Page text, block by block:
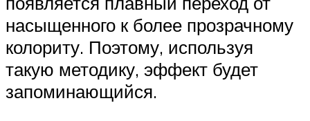
насыщенного к более прозрачному
колориту. Поэтому, используя
такую методику, эффект будет
запоминающийся.